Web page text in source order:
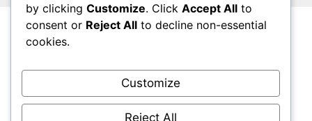
Archives
November 2025
by clicking Customize. Click Accept All to
consent or Reject All to decline non-essential
cookies.
Customize
Reject All